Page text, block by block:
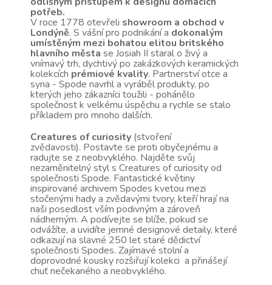
potřeb.
V roce 1778 otevřeli showroom a obchod v
Londýně. S vášní pro podnikání a dokonalým
umístěným mezi bohatou elitou britského
hlavního města se Josiah II staral o živý a
vnímavý trh, dychtivý po zakázkových keramických
kolekcích prémiové kvality. Partnerství otce a
syna - Spode navrhl a vyráběl produkty, po
kterých jeho zákazníci toužili - pohánělo
společnost k velkému úspěchu a rychle se stalo
příkladem pro mnoho dalších.
Creatures of curiosity (stvoření
zvědavosti). Postavte se proti obyčejnému a
radujte se z neobvyklého. Najděte svůj
nezaměnitelný styl s Creatures of curiosity od
společnosti Spode. Fantastické květiny
inspirované archivem Spodes kvetou mezi
stočenými hady a zvědavými tvory, kteří hrají na
naši posedlost vším podivným a zároveň
nádherným. A podívejte se blíže, pokud se
odvážíte, a uvidíte jemné designové detaily, které
odkazují na slavné 250 let staré dědictví
společnosti Spodes. Zajímavé stolní a
doprovodné kousky rozšiřují kolekci a přinášejí
chuť nečekaného a neobvyklého.